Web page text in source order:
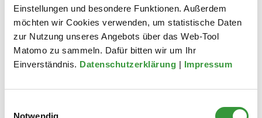
Einstellungen und besondere Funktionen. Außerdem
möchten wir Cookies verwenden, um statistische Daten
zur Nutzung unseres Angebots über das Web-Tool
Matomo zu sammeln. Dafür bitten wir um Ihr
Einverständnis. Datenschutzerklärung | Impressum
Notwendig
Fachstelle für Erinnerungskultur
Bahnhofstraße 18 1/3 a
86150 Augsburg
Telefon 0821 324-3255